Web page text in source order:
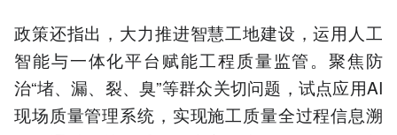
政策还指出，大力推进智慧工地建设，运用人工
智能与一体化平台赋能工程质量监管。聚焦防
治“堵、漏、裂、臭”等群众关切问题，试点应用AI
现场质量管理系统，实现施工质量全过程信息溯